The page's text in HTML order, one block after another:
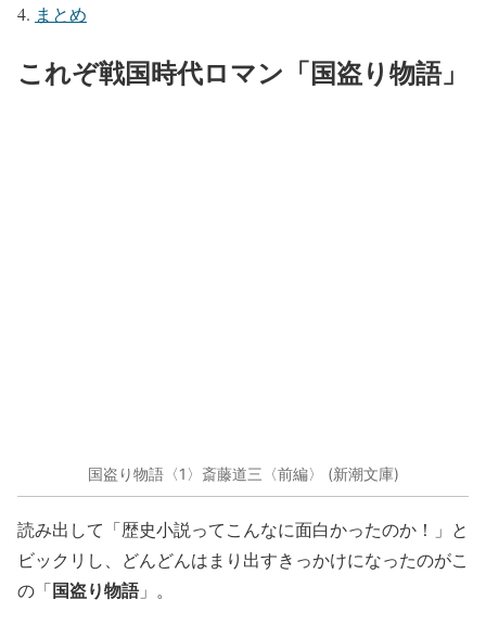
まとめ
これぞ戦国時代ロマン「国盗り物語」
国盗り物語〈1〉斎藤道三〈前編〉 (新潮文庫)
読み出して「歴史小説ってこんなに面白かったのか！」と
ビックリし、どんどんはまり出すきっかけになったのがこ
の「国盗り物語」。